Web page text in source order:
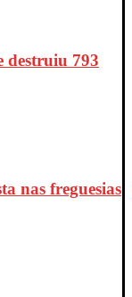
destruiu 793
nas freguesias